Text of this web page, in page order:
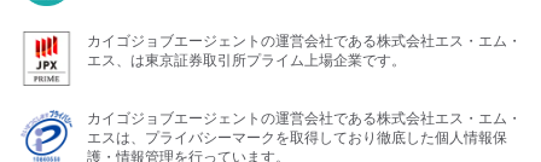
カイゴジョブエージェントの運営会社である株式会社エス・エム・
エス、は東京証券取引所プライム上場企業です。
カイゴジョブエージェントの運営会社である株式会社エス・エム・
エスは、プライバシーマークを取得しており徹底した個人情報保
護・情報管理を行っています。